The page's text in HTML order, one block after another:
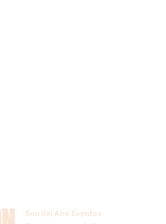
Son del Aire Eventos